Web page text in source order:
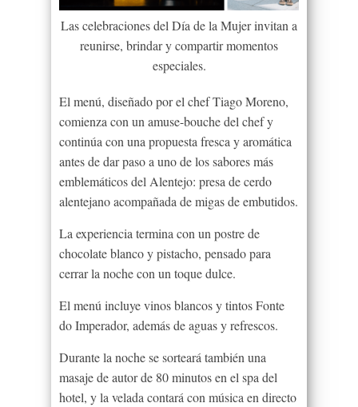
Las celebraciones del Día de la Mujer invitan a
reunirse, brindar y compartir momentos
especiales.
El menú, diseñado por el chef Tiago Moreno,
comienza con un amuse-bouche del chef y
continúa con una propuesta fresca y aromática
antes de dar paso a uno de los sabores más
emblemáticos del Alentejo: presa de cerdo
alentejano acompañada de migas de embutidos.
La experiencia termina con un postre de
chocolate blanco y pistacho, pensado para
cerrar la noche con un toque dulce.
El menú incluye vinos blancos y tintos Fonte
do Imperador, además de aguas y refrescos.
Durante la noche se sorteará también una
masaje de autor de 80 minutos en el spa del
hotel, y la velada contará con música en directo